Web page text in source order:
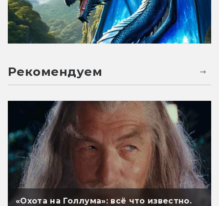
Рекомендуем
«Охота на Голлума»: всё что известно.